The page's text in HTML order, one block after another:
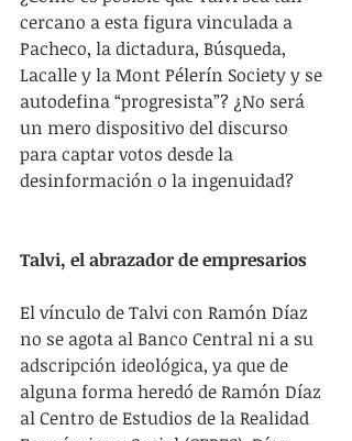
cercano a esta figura vinculada a
Pacheco, la dictadura, Búsqueda,
Lacalle y la Mont Pélerín Society y se
autodefina “progresista”? ¿No será
un mero dispositivo del discurso
para captar votos desde la
desinformación o la ingenuidad?
Talvi, el abrazador de empresarios
El vínculo de Talvi con Ramón Díaz
no se agota al Banco Central ni a su
adscripción ideológica, ya que de
alguna forma heredó de Ramón Díaz
al Centro de Estudios de la Realidad